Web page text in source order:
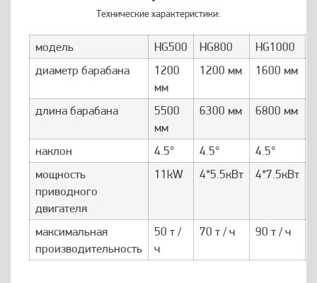
Технические характеристики:
модель HG500 HG800 HG1000
диаметр барабана
1200
мм
1200 мм 1600 мм
длина барабана
5500
мм
6300 мм 6800 мм
наклон 4.5° 4.5° 4.5°
мощность
приводного
двигателя
11kW 4*5.5кВт 4*7.5кВт
максимальная
производительность
50 т /
ч
70 т / ч 90 т / ч